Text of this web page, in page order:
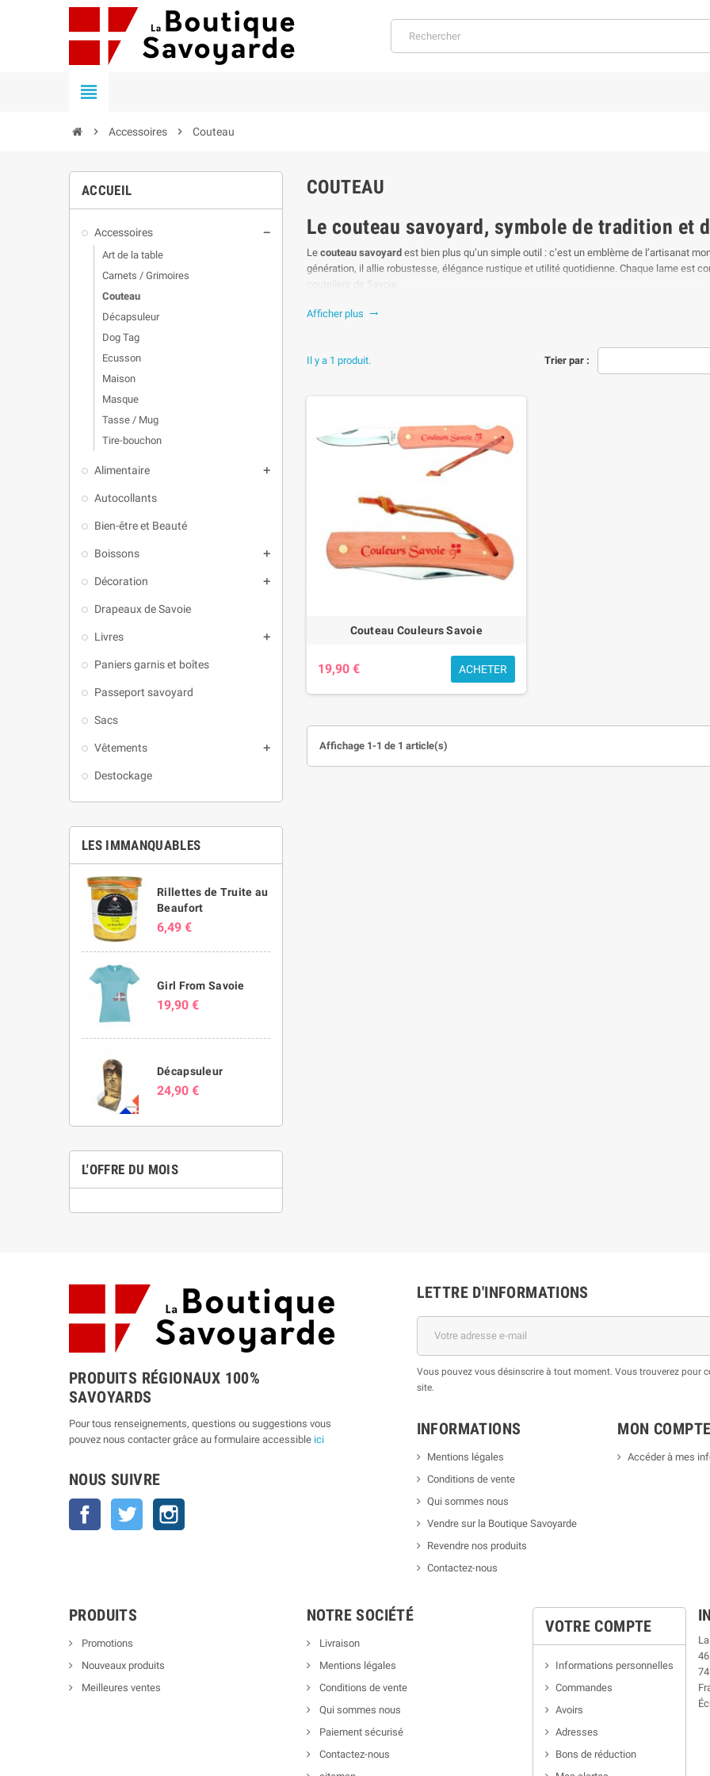

 Accessoires  Couteau
ACCUEIL
Accessoires 
Art de la table
Carnets / Grimoires
Couteau
Décapsuleur
Dog Tag
Ecusson
Maison
Masque
Tasse / Mug
Tire-bouchon
Alimentaire 
Autocollants
Bien-être et Beauté
Boissons 
Décoration 
Drapeaux de Savoie
Livres 
Paniers garnis et boîtes
Passeport savoyard
Sacs
Vêtements 
Destockage
LES IMMANQUABLES
Rillettes de Truite au
Beaufort
6,49 €
Girl From Savoie
19,90 €
Décapsuleur
24,90 €
L'OFFRE DU MOIS
COUTEAU
Le couteau savoyard, symbole de tradition et
Le couteau savoyard est bien plus qu’un simple outil : c’est un emblème de l’artisanat
génération, il allie robustesse, élégance rustique et utilité quotidienne. Chaque lame est
Résumé :
Découvrez le couteau savoyard : un objet artisanal typique de la Savoie, alliant
Chaque couteau est réalisé à la main selon les méthodes traditionnelles. La lame, en
Un compagnon pour toutes les occasions
Compact, solide et polyvalent, lecouteau de Savoie
parfaitement à un usage quotidien : pour couper le fromage, partager un pique-nique ou
Offrir un couteau savoyard
Offrir un couteau savoyard, c’est transmettre un morceau d’histoire locale. C’est le
Afficher plus 
Trier par :
Il y a 1 produit.
Couteau Couleurs Savoie
19,90 € ACHETER
Affichage 1-1 de 1 article(s)
PRODUITS RÉGIONAUX 100%
SAVOYARDS
Pour tous renseignements, questions ou suggestions vous
pouvez nous contacter grâce au formulaire accessible ici
NOUS SUIVRE
Facebook Twitter
LETTRE D'INFORMATIONS
Vous pouvez vous désinscrire à tout moment. Vous trouverez
site.
INFORMATIONS
Mentions légales
Conditions de vente
Qui sommes nous
Vendre sur la Boutique Savoyarde
Revendre nos produits
Contactez-nous
MON COMPTE
Accéder à mes
PRODUITS
Promotions
Nouveaux produits
Meilleures ventes
NOTRE SOCIÉTÉ
Livraison
Mentions légales
Conditions de vente
Qui sommes nous
Paiement sécurisé
Contactez-nous
VOTRE COMPTE
Informations personnelles
Commandes
Avoirs
Adresses
Bons de réduction